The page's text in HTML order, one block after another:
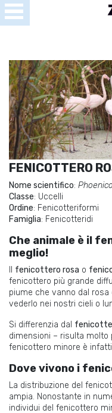
FENICOTTERO
Nome scientifico:
Classe: Uccelli
Ordine: Fenicotteriformi
Famiglia: Fenicotteridi
Che animale è il
meglio!
fenicottero rosa o
fenicottero più grande
piume che vanno dal
vederlo nei nostri cieli o
Si differenzia dal
dimensioni – risulta molto
fenicottero minore è
Dove vivono i
La distribuzione del
ampia. Nonostante in
individui del fenicottero